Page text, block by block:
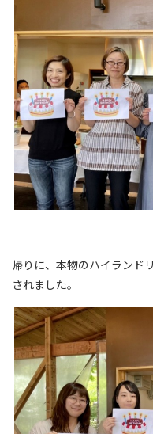
帰りに、本物のハイランド
されました。